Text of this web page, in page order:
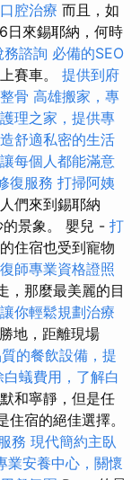
腔治療 而且，如
日來錫耶納，何時
務諮詢 必備的SEO
賽車。 提供到府
骨 高雄搬家，專
理之家，提供專
舒適私密的生活
每個人都能滿意
復服務 打掃阿姨
們來到錫耶納
的景象。 嬰兒 - 打
住宿也受到寵物
師專業資格證照
，那麼最美麗的目
你輕鬆規劃治療
地，距離現場
的餐飲設備，提
白蟻費用，了解白
和寧靜，但是任
宿的絕佳選擇。
務 現代簡約主臥
業安養中心，關懷